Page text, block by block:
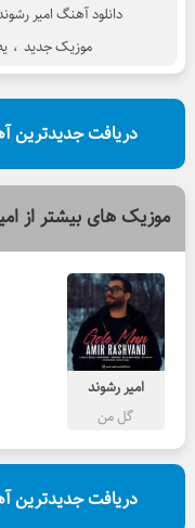
دانلود آهنگ امیر
موزیک جدید ،
دریافت جدیدترین
موزیک های بیشتر از
امیر رشوند
گل من
دریافت جدیدترین